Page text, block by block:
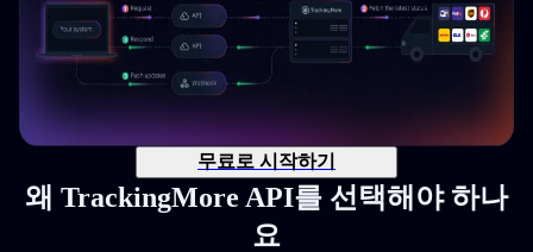
무료로 시작하기
왜 TrackingMore API를 선택해야 하나
요